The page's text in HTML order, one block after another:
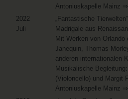
Antoniuskapelle Mainz ⇒
2022
Juli
„Fantastische Tierwelten”
Madrigale aus
Mit Werken von Orlando
Janequin, Thomas
anderen internationalen
Musikalische
(Violoncello) und Margit
Antoniuskapelle Mainz ⇒